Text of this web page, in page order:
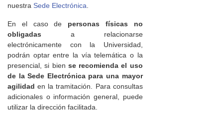
nuestra Sede Electrónica.
En el caso de personas físicas no
obligadas a relacionarse
electrónicamente con la Universidad,
podrán optar entre la vía telemática o la
presencial, si bien se recomienda el uso
de la Sede Electrónica para una mayor
agilidad en la tramitación. Para consultas
adicionales o información general, puede
utilizar la dirección facilitada.